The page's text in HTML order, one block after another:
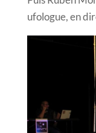
ufologue, en